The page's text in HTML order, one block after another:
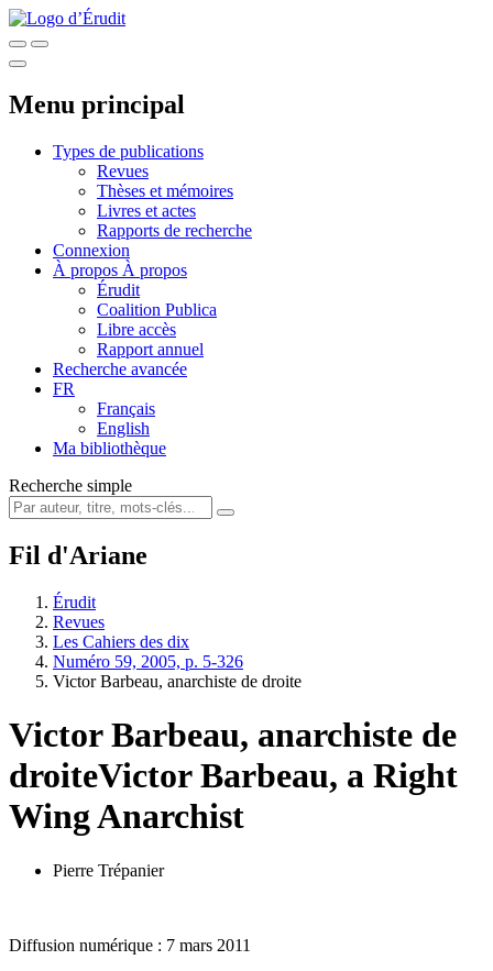
Menu principal
Types de publications
Revues
Thèses et mémoires
Livres et actes
Rapports de recherche
Connexion
À propos À propos
Érudit
Coalition Publica
Libre accès
Rapport annuel
Recherche avancée
FR
Français
English
Ma bibliothèque
Recherche simple
Fil d'Ariane
Érudit
Revues
Les Cahiers des dix
Numéro 59, 2005, p. 5-326
Victor Barbeau, anarchiste de droite
Victor Barbeau, anarchiste de
droiteVictor Barbeau, a Right
Wing Anarchist
Pierre Trépanier
Diffusion numérique : 7 mars 2011